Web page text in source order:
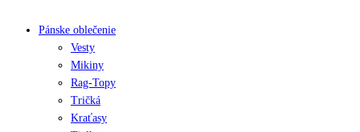
Pánske oblečenie
Vesty
Mikiny
Rag-Topy
Tričká
Kraťasy